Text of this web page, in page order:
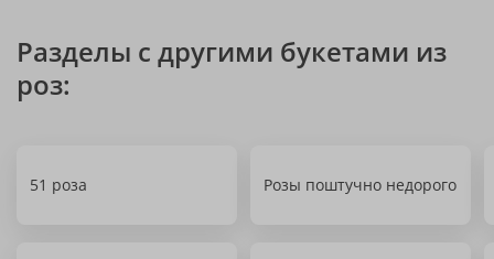
Разделы с другими букетами из
роз:
51 роза Розы поштучно недорого